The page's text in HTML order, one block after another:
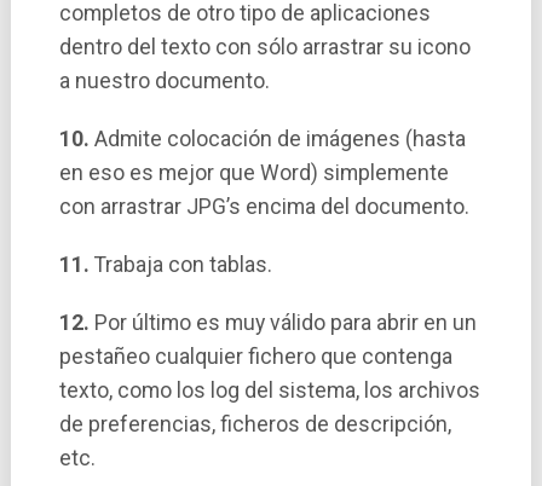
completos de otro tipo de aplicaciones
dentro del texto con sólo arrastrar su icono
a nuestro documento.
10. Admite colocación de imágenes (hasta
en eso es mejor que Word) simplemente
con arrastrar JPG’s encima del documento.
11. Trabaja con tablas.
12. Por último es muy válido para abrir en un
pestañeo cualquier fichero que contenga
texto, como los log del sistema, los archivos
de preferencias, ficheros de descripción,
etc.